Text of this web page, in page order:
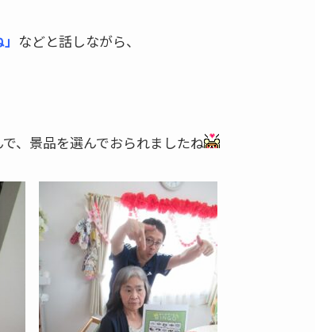
などと話しながら、
で、景品を選んでおられましたね